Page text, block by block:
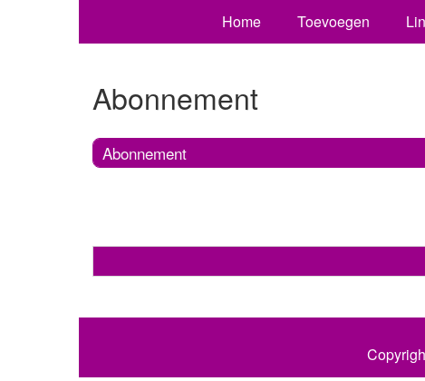
Home Toevoegen
Abonnement
Abonnement